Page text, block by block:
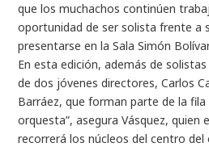
que los muchachos continúen
oportunidad de ser solista frente a
presentarse en la Sala Simón
En esta edición, además de
de dos jóvenes directores, Carlos
Barráez, que forman parte de la fila
orquesta”, asegura Vásquez, quien
recorrerá los núcleos del centro del